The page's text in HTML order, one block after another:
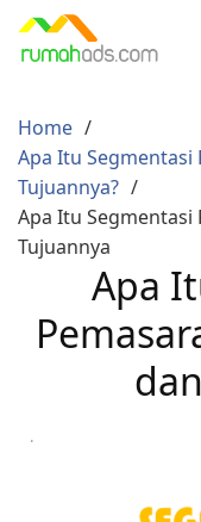
Skip
Home
Apa Itu Segmentasi
Tujuannya?
Apa Itu Segmentasi
Tujuannya
Apa
·